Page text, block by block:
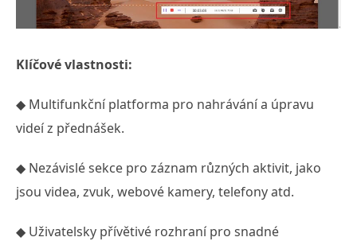
Klíčové vlastnosti:
◆ Multifunkční platforma pro nahrávání a úpravu
videí z přednášek.
◆ Nezávislé sekce pro záznam různých aktivit, jako
jsou videa, zvuk, webové kamery, telefony atd.
◆ Uživatelsky přívětivé rozhraní pro snadné